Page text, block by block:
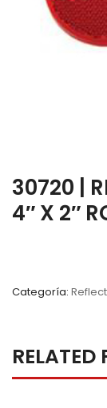
30720 |
4″ X 2″
Categoría:
RELATED